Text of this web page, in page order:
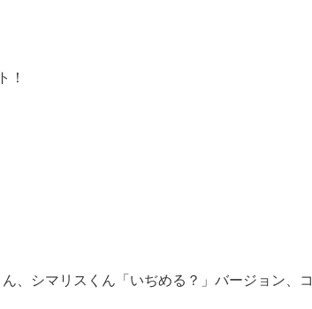
！
、シマリスくん「いぢめる？」バージョン、コ